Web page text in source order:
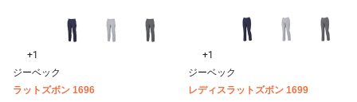
+1
ジーベック
ラットズボン 1696
+1
ジーベック
レディスラットズボン 1699